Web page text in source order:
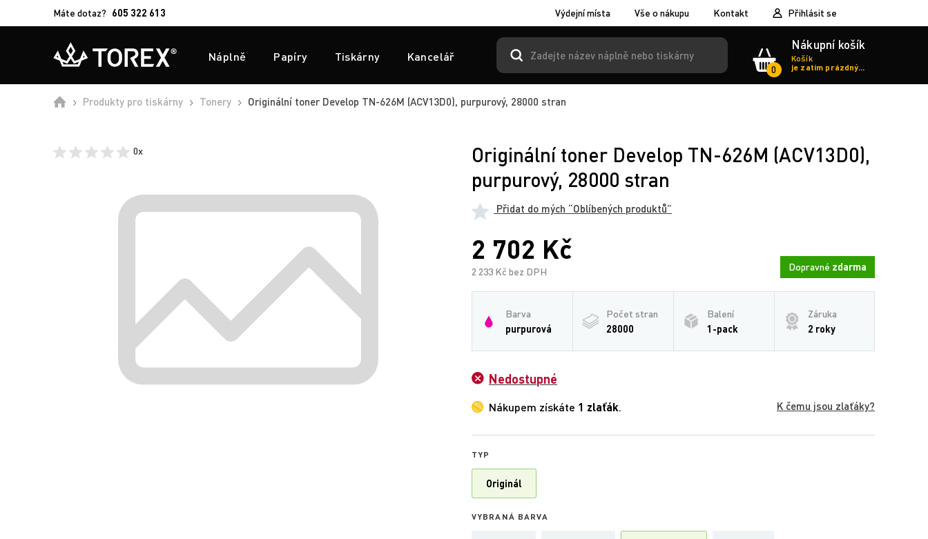
Máte dotaz? 605 322 613 Výdejní místa Vše o nákupu Kontakt Přihlásit se
Náplně Papíry Tiskárny Kancelář
0
Nákupní košík
Košík
je zatím prázdný...
ÚvodProdukty pro tiskárny Tonery Originální toner Develop TN-626M (ACV13D0), purpurový, 28000 stran
0x
Originální toner Develop TN-626M (ACV13D0),
purpurový, 28000 stran
Přidat do mých “Oblíbených produktů”
2 702 Kč
2 233 Kč bez DPH Dopravné zdarma
Barva
purpurová
Počet stran
28000
Balení
1-pack
Záruka
2 roky
Nedostupné
Nákupem získáte 1 zlaťák. K čemu jsou zlaťáky?
TYP
Originál
VYBRANÁ BARVA